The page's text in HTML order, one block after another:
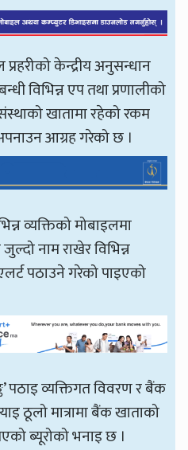
केन्द्रीय अनुसन्धान
विभिन्न एप तथा प्रणालीको
खातामा रहेको रकम
आग्रह गरेको छ ।
व्यक्तिको मोबाइलमा
नाम राखेर विभिन्न
पठाउने गरेको पाइएको
पठाइ व्यक्तिगत विवरण र बैंक
ठूलो मात्रामा बैंक खाताको
ब्यूरोको भनाइ छ ।